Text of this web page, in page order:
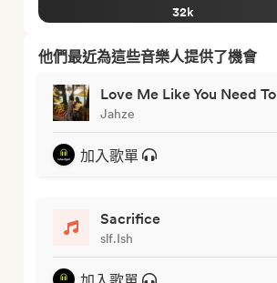
32k
他們最近為這些音樂人提供了機會
Love Me Like You Need To
Jahze
加入歌單
Sacrifice
slf.Ish